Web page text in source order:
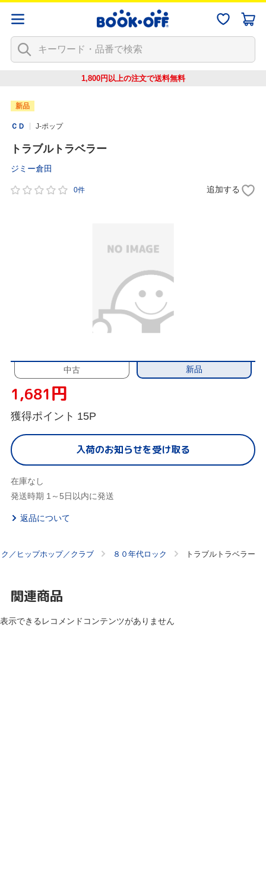
1,800円以上の注文で送料無料
新品
ＣＤ J-ポップ
トラブルトラベラー
ジミー倉田
0件 追加する
中古 新品
1,681円
獲得ポイント 15P
入荷のお知らせを受け取る
在庫なし
発送時期 1～5日以内に発送
返品について
／ヒップホップ／クラブ ８０年代ロック トラブルトラベラー
関連商品
表示できるレコメンドコンテンツがありません